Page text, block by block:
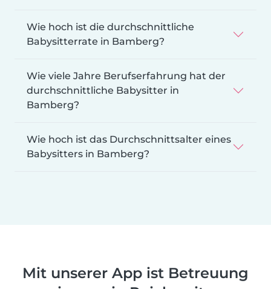
Wie hoch ist die durchschnittliche
Babysitterrate in Bamberg?
Wie viele Jahre Berufserfahrung hat der
durchschnittliche Babysitter in
Bamberg?
Wie hoch ist das Durchschnittsalter eines
Babysitters in Bamberg?
Mit unserer App ist Betreuung